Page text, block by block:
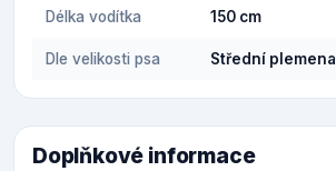
Délka vodítka 150 cm
Dle velikosti psa Střední plemena
Doplňkové informace